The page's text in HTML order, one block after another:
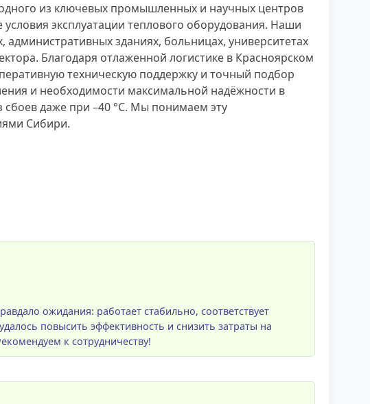
из ключевых промышленных и научных центров
эксплуатации теплового оборудования. Наши
зданиях, больницах, университетах
Благодаря отлаженной логистике в Красноярском
техническую поддержку и точный подбор
и необходимости максимальной надёжности в
даже при –40 °C. Мы понимаем эту
Сибири.
ожидания: работает стабильно, соответствует
повысить эффективность и снизить затраты на
к сотрудничеству!